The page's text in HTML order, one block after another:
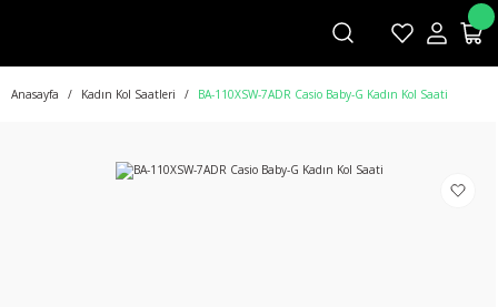
Anasayfa Kadın Kol Saatleri BA-110XSW-7ADR Casio Baby-G Kadın Kol Saati